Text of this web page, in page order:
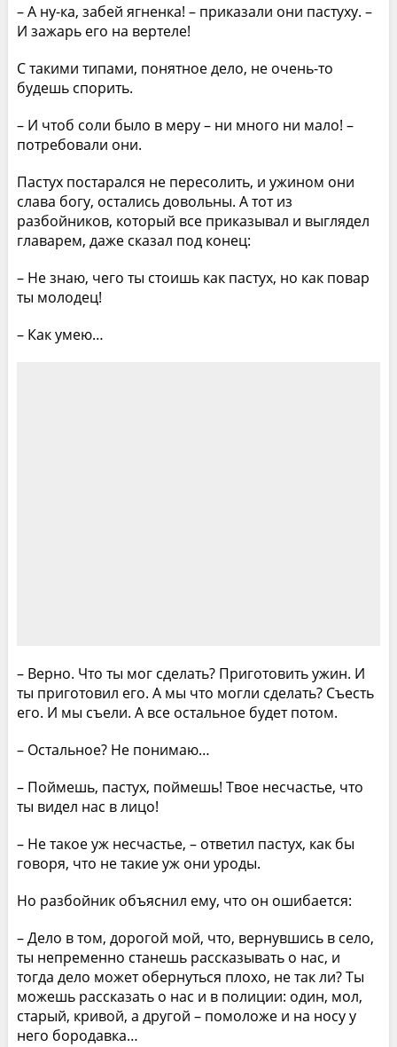
– А ну-ка, забей ягненка! – приказали они пастуху. –
И зажарь его на вертеле!
С такими типами, понятное дело, не очень-то
будешь спорить.
– И чтоб соли было в меру – ни много ни мало! –
потребовали они.
Пастух постарался не пересолить, и ужином они
слава богу, остались довольны. А тот из
разбойников, который все приказывал и выглядел
главарем, даже сказал под конец:
– Не знаю, чего ты стоишь как пастух, но как повар
ты молодец!
– Как умею…
– Верно. Что ты мог сделать? Приготовить ужин. И
ты приготовил его. А мы что могли сделать? Съесть
его. И мы съели. А все остальное будет потом.
– Остальное? Не понимаю…
– Поймешь, пастух, поймешь! Твое несчастье, что
ты видел нас в лицо!
– Не такое уж несчастье, – ответил пастух, как бы
говоря, что не такие уж они уроды.
Но разбойник объяснил ему, что он ошибается:
– Дело в том, дорогой мой, что, вернувшись в село,
ты непременно станешь рассказывать о нас, и
тогда дело может обернуться плохо, не так ли? Ты
можешь рассказать о нас и в полиции: один, мол,
старый, кривой, а другой – помоложе и на носу у
него бородавка…